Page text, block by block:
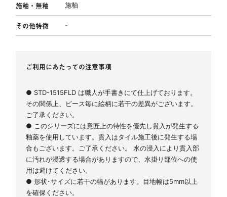
施釉・無釉 施釉
その他特徴 -
ご利用にあたっての注意事項
● STD-1515FLD は職人が手書きにて仕上げております。
その関係上、ピース毎に絵柄に若干の差異がございます。
ご了承ください。
● このシリーズには意匠上の特性を優先し貫入が発生する
釉薬を使用しています。貫入はタイル施工後に発生する場
合もございます。ご了承ください。 水の浸入により貫入部
に汚れが浸透する場合がありますので、水掛り部位への使
用は避けてください。
● 形状･サイズに若干の幅があります。目地幅は5mm以上
を確保ください。